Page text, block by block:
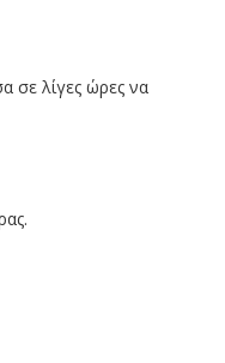
σε λίγες ώρες να